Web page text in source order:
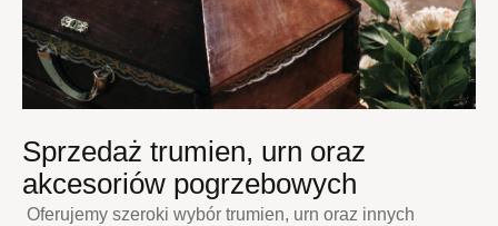
Sprzedaż trumien, urn oraz
akcesoriów pogrzebowych
Oferujemy szeroki wybór trumien, urn oraz innych